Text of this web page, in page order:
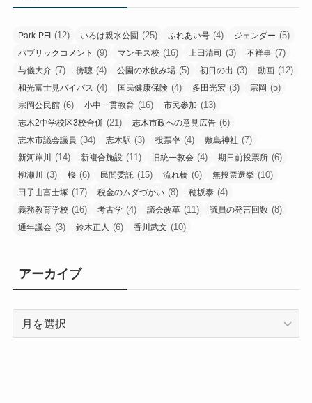
Park-PFI (12) いろは親水公園 (25) ふれあい号 (4) ジェンダー (5)
パブリックコメント (9) マンモス校 (16) 上田清司 (3) 不祥事 (7)
与儀大介 (7) 傍聴 (4) 公園の水飲み場 (5) 初日の出 (3) 動画 (12)
和光富士見バイパス (4) 国民健康保険 (4) 多田光宏 (3) 宗岡 (5)
宗岡公民館 (6) 小中一貫教育 (16) 市民参加 (13)
志木2中学校区3校合併 (21) 志木市政への意見広告 (6)
志木市議会議員 (34) 志木駅 (3) 投票率 (4) 敷島神社 (7)
新河岸川 (14) 新複合施設 (11) 旧統一教会 (4) 期日前投票所 (6)
柳瀬川 (3) 桜 (6) 民間委託 (15) 流れ橋 (6) 無投票選挙 (10)
田子山富士塚 (17) 税金のムダづかい (8) 穂坂泰 (4)
義務教育学校 (16) 考古学 (4) 議会改革 (11) 議員の発言回数 (8)
通年議会 (3) 鈴木正人 (6) 香川武文 (10)
アーカイブ